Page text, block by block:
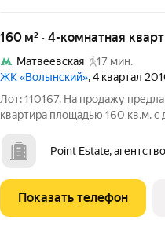
160 м² · 4-комнатная
Матвеевская
17 мин.
ЖК «Волынский», 4 квартал
Лот: 110167. На продажу
квартира площадью 160 кв.м.
одна из которых со своей
постирочная,
Point Estate, агентство
Показать телефон